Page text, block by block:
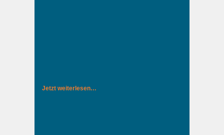
Jetzt weiterlesen…